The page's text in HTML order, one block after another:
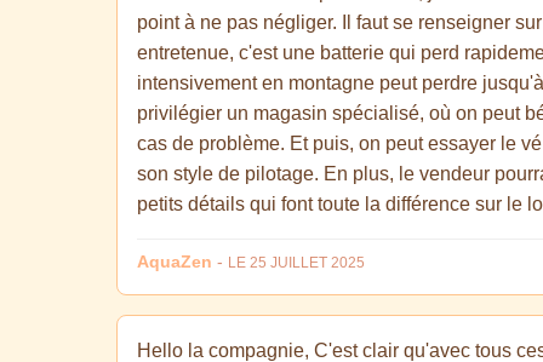
point à ne pas négliger. Il faut se renseigner
entretenue, c'est une batterie qui perd
intensivement en montagne peut perdre
privilégier un magasin spécialisé, où on peut
cas de problème. Et puis, on peut essayer le
son style de pilotage. En plus, le vendeur
petits détails qui font toute la différence sur le
AquaZen - LE 25 JUILLET 2025
Hello la compagnie, C'est clair qu'avec tous